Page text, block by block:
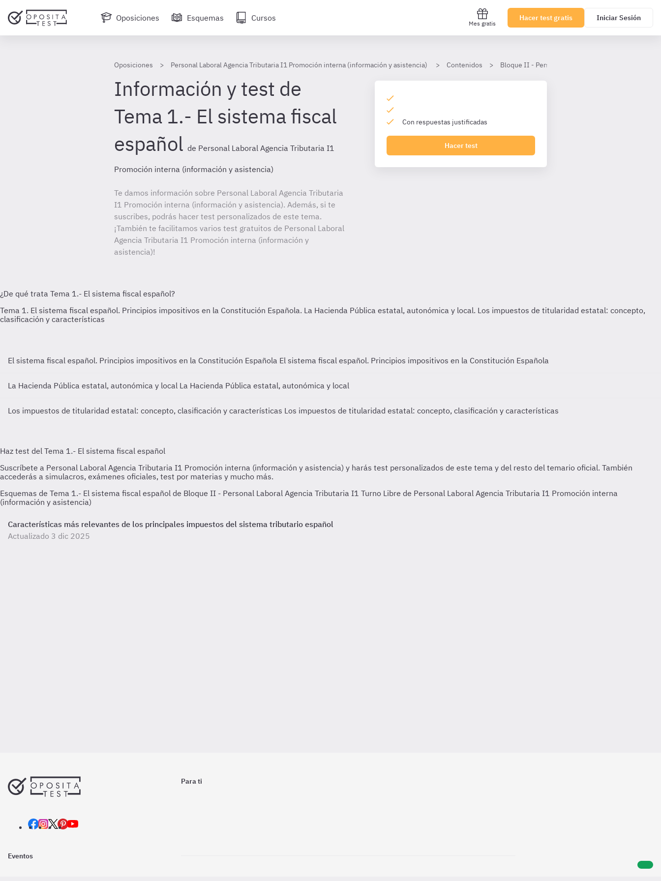
Oposiciones Esquemas Cursos
Mes gratis
Hacer test gratis Iniciar Sesión
Oposiciones Personal Laboral Agencia Tributaria I1 Promoción interna (información y asistencia) Contenidos Bloque II - Personal Laboral Agencia Tributaria I1
Información y test de
Tema 1.- El sistema fiscal
español de Personal Laboral Agencia Tributaria I1
Promoción interna (información y asistencia)
Te damos información sobre Personal Laboral Agencia Tributaria
I1 Promoción interna (información y asistencia). Además, si te
suscribes, podrás hacer test personalizados de este tema.
¡También te facilitamos varios test gratuitos de Personal Laboral
Agencia Tributaria I1 Promoción interna (información y
asistencia)!
Con respuestas justificadas
Hacer test
El sistema fiscal español. Principios impositivos en la Constitución Española El sistema fiscal español. Principios impositivos en la Constitución Española
La Hacienda Pública estatal, autonómica y local La Hacienda Pública estatal, autonómica y local
Los impuestos de titularidad estatal: concepto, clasificación y características Los impuestos de titularidad estatal: concepto, clasificación y características
Esquemas de Tema 1.- El sistema fiscal español de Bloque II - Personal Laboral Agencia Tributaria I1 Turno Libre de Personal Laboral Agencia Tributaria I1 Promoción interna
(información y asistencia)
Características más relevantes de los principales impuestos del sistema tributario español
Actualizado 3 dic 2025
Para ti
Eventos